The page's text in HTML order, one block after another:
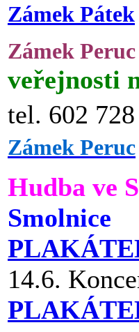
Zámek Pátek
Zámek Peruc
veřejnosti
tel. 602
Zámek Peruc
Hudba ve
Smolnice
14.6.